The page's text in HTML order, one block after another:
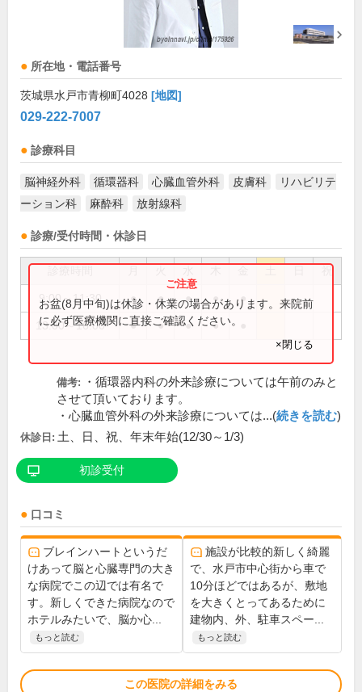
所在地・電話番号
茨城県水戸市青柳町4028 [地図]
029-222-7007
診療科目
脳神経外科 循環器科 心臓血管外科 皮膚科
リハビリテ
ーション科
麻酔科 放射線科
診療/受付時間・休診日
祝
9:00～11:30 ● ● ● ● ●
13:00～16:00 ● ● ● ●
お盆(8月中旬)は休診・休業の場合があります。来院前
に必ず医療機関に直接ご確認ください。
×閉じる
備考:
・循環器内科の外来診療については午前のみと
させて頂いております。
・心臓血管外科の外来診療については...(続きを読む)
休診日: 土、日、祝、年末年始(12/30～1/3)
初診受付
口コミ
ブレインハートというだ
けあって脳と心臓専門の大き
な病院でこの辺では有名で
す。新しくできた病院なので
ホテルみたいで、脳か心...
もっと読む
施設が比較的新しく綺麗
で、水戸市中心街から車で
10分ほどではあるが、敷地
を大きくとってあるために
建物内、外、駐車スペー...
もっと読む
この医院の詳細をみる